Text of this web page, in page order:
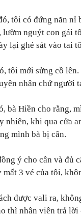
tôi có đứng năn nỉ
lườm nguýt con gái
lại ghé sát vào tai
tôi mới sửng cồ
nhân chứ người
bà Hiền cho rằng,
nhiên, khi qua cửa
mình bà bị cân.
ý cho cân và đủ
mất 3 vé của tôi,
được vali ra,
thì nhân viên trả